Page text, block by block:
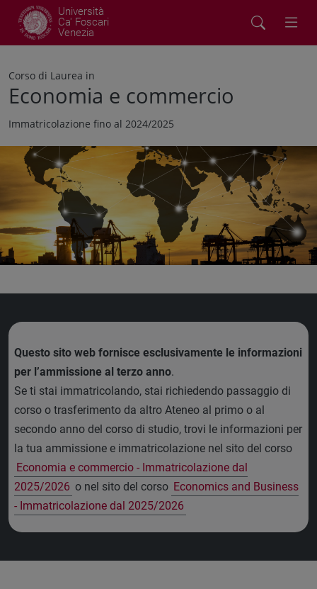
Università
Ca' Foscari
Venezia
Corso di Laurea in
Economia e commercio
Immatricolazione fino al 2024/2025
Questo sito web fornisce esclusivamente le informazioni
per l’ammissione al terzo anno.
Se ti stai immatricolando, stai richiedendo passaggio di
corso o trasferimento da altro Ateneo al primo o al
secondo anno del corso di studio, trovi le informazioni per
la tua ammissione e immatricolazione nel sito del corso
Economia e commercio - Immatricolazione dal
2025/2026 o nel sito del corso Economics and Business
- Immatricolazione dal 2025/2026